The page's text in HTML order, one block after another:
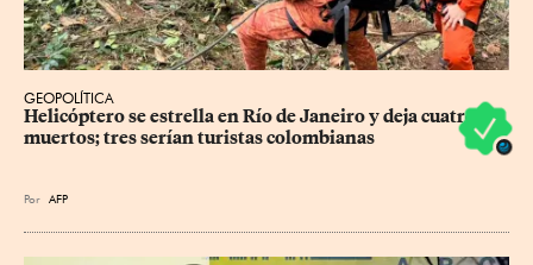
GEOPOLÍTICA
Helicóptero se estrella en Río de Janeiro y deja cuatro
muertos; tres serían turistas colombianas
Por AFP